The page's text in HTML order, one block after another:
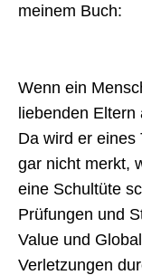
meinem Buch:
Wenn ein
liebenden Eltern
Da wird er eines
gar nicht merkt,
eine Schultüte
Prüfungen und
Value und
Verletzungen